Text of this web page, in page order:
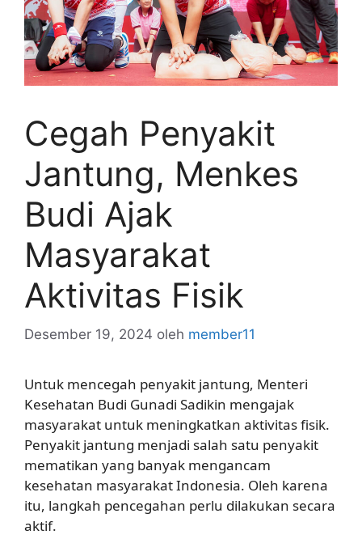
Cegah Penyakit
Jantung, Menkes
Budi Ajak
Masyarakat
Aktivitas Fisik
Desember 19, 2024 oleh member11
Untuk mencegah penyakit jantung, Menteri
Kesehatan Budi Gunadi Sadikin mengajak
masyarakat untuk meningkatkan aktivitas fisik.
Penyakit jantung menjadi salah satu penyakit
mematikan yang banyak mengancam
kesehatan masyarakat Indonesia. Oleh karena
itu, langkah pencegahan perlu dilakukan secara
aktif.